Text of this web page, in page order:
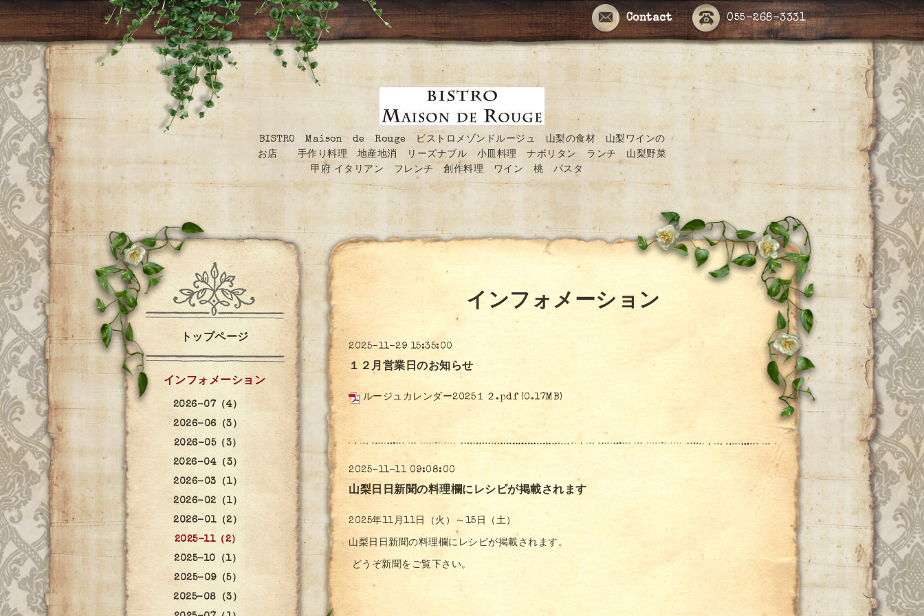
055-268-3331
Contact
BISTRO Maison de Rouge ビストロメゾンドルージュ 山梨の食材 山梨ワインの
お店 手作り料理 地産地消 リーズナブル 小皿料理 ナポリタン ランチ 山梨野菜
甲府 イタリアン フレンチ 創作料理 ワイン 桃 パスタ
インフォメーション
2025-11-29 15:35:00
１２月営業日のお知らせ
ルージュカレンダー2025１２.pdf (0.17MB)
2025-11-11 09:08:00
山梨日日新聞の料理欄にレシピが掲載されます
2025年11月11日（火）～15日（土）
山梨日日新聞の料理欄にレシピが掲載されます。
どうぞ新聞をご覧下さい。
トップページ
インフォメーション
2026-07（4）
2026-06（3）
2026-05（3）
2026-04（3）
2026-03（1）
2026-02（1）
2026-01（2）
2025-11（2）
2025-10（1）
2025-09（5）
2025-08（3）